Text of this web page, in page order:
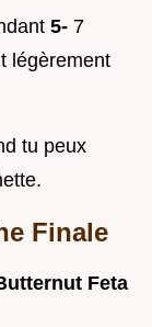
5- 7
légèrement
tu peux
Finale
Feta